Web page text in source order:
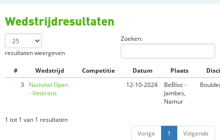
Wedstrijdresultaten
resultaten weergeven
Zoeken:
# Wedstrijd Competitie Datum Plaats
3
National Open
- Veterans
12-10-2024
BeBloc -
Jambes,
Namur
1 tot 1 van 1 resultaten
Vorige
1 Volgende